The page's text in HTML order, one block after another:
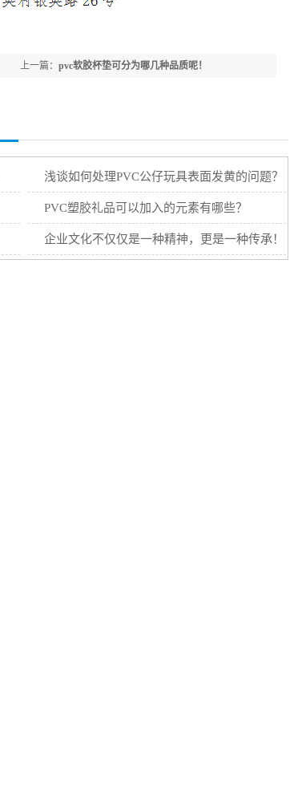
上一篇： pvc软胶杯垫可分为哪几种品质呢！
浅谈如何处理PVC公仔玩具表面发黄的问题？
PVC塑胶礼品可以加入的元素有哪些？
企业文化不仅仅是一种精神，更是一种传承！